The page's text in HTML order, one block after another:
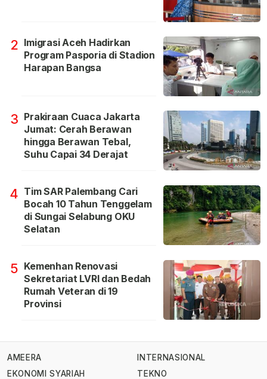
2 Imigrasi Aceh Hadirkan
Program Pasporia di Stadion
Harapan Bangsa
3 Prakiraan Cuaca Jakarta
Jumat: Cerah Berawan
hingga Berawan Tebal,
Suhu Capai 34 Derajat
4 Tim SAR Palembang Cari
Bocah 10 Tahun Tenggelam
di Sungai Selabung OKU
Selatan
5 Kemenhan Renovasi
Sekretariat LVRI dan Bedah
Rumah Veteran di 19
Provinsi
AMEERA
EKONOMI SYARIAH
INTERNASIONAL
TEKNO